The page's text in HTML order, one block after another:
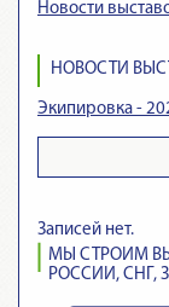
Новости
НОВОСТИ
Экипировка -
Записей нет.
МЫ СТРОИМ
РОССИИ, СНГ,